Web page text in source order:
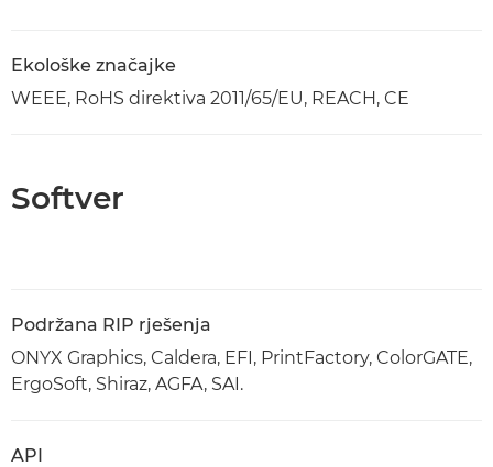
Ekološke značajke
WEEE, RoHS direktiva 2011/65/EU, REACH, CE
Softver
Podržana RIP rješenja
ONYX Graphics, Caldera, EFI, PrintFactory, ColorGATE,
ErgoSoft, Shiraz, AGFA, SAI.
API